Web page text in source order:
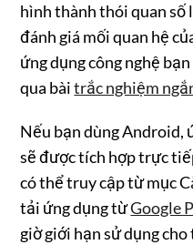
hình thành thói quan số
đánh giá mối quan hệ
ứng dụng công nghệ
qua bàitrắc nghiệm
Nếu bạn dùng Android,
sẽ được tích hợp trực
có thể truy cập từ mục
tải ứng dụng từGoogle
giờ giới hạn sử dụng